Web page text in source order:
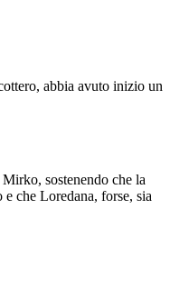
abbia avuto inizio un
sostenendo che la
che Loredana, forse, sia